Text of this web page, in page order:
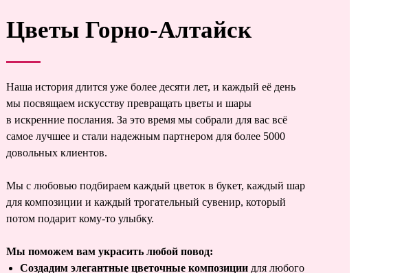
Цветы Горно-Алтайск
Наша история длится уже более десяти лет, и каждый её день
мы посвящаем искусству превращать цветы и шары
в искренние послания. За это время мы собрали для вас всё
самое лучшее и стали надежным партнером для более 5000
довольных клиентов.
Мы с любовью подбираем каждый цветок в букет, каждый шар
для композиции и каждый трогательный сувенир, который
потом подарит кому-то улыбку.
Мы поможем вам украсить любой повод:
Создадим элегантные цветочные композиции для любого